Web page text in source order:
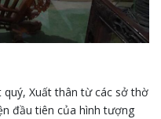
quý, Xuất thân từ các sở thờ
đầu tiên của hình tượng